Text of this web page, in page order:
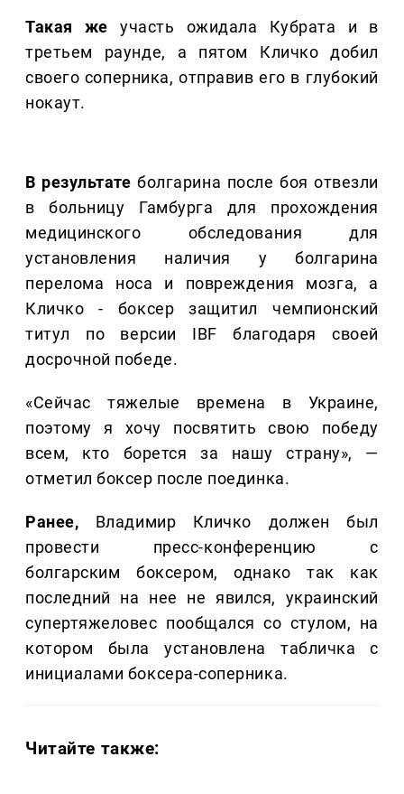
Такая же участь ожидала Кубрата и в
третьем раунде, а пятом Кличко добил
своего соперника, отправив его в глубокий
нокаут.
В результате болгарина после боя отвезли
в больницу Гамбурга для прохождения
медицинского обследования для
установления наличия у болгарина
перелома носа и повреждения мозга, а
Кличко - боксер защитил чемпионский
титул по версии IBF благодаря своей
досрочной победе.
«Сейчас тяжелые времена в Украине,
поэтому я хочу посвятить свою победу
всем, кто борется за нашу страну», —
отметил боксер после поединка.
Ранее, Владимир Кличко должен был
провести пресс-конференцию с
болгарским боксером, однако так как
последний на нее не явился, украинский
супертяжеловес пообщался со стулом, на
котором была установлена табличка с
инициалами боксера-соперника.
Читайте также: